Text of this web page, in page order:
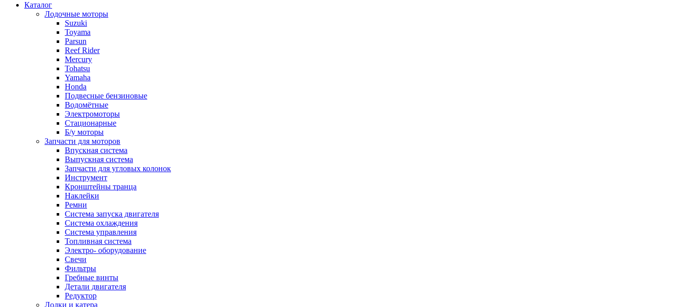
Каталог
Лодочные моторы
Suzuki
Toyama
Parsun
Reef Rider
Mercury
Tohatsu
Yamaha
Honda
Подвесные бензиновые
Водомётные
Электромоторы
Стационарные
Б/у моторы
Запчасти для моторов
Впускная система
Выпускная система
Запчасти для угловых колонок
Инструмент
Кронштейны транца
Наклейки
Ремни
Система запуска двигателя
Система охлаждения
Система управления
Топливная система
Электро- оборудование
Свечи
Фильтры
Гребные винты
Детали двигателя
Редуктор
Лодки и катера